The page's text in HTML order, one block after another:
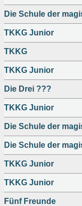
Die Schule der
TKKG Junior
TKKG
TKKG Junior
Die Drei ???
TKKG Junior
Die Schule der
Die Schule der
TKKG Junior
TKKG Junior
Fünf Freunde